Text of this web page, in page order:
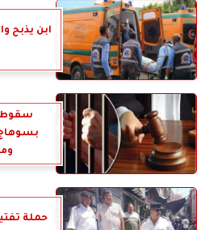
ابن يذبح
سقوط
حملة